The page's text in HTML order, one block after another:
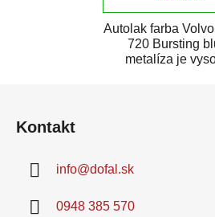
Autolak farba
720 Bursting
metalíza je
Kontakt
info@dofal.sk
0948 385 570